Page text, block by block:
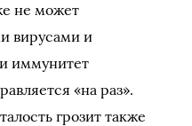
не может
вирусами и
иммунитет
«на раз».
грозит также